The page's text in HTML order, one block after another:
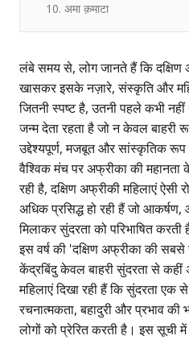
10. अमा क़माटा
लंबे समय से, लोग जानते हैं कि
खासकर इसके नज़ारे, संस्कृति और
जितनी स्पष्ट है, उतनी पहले कभी
जन्म देता रहता है जो न केवल बाहरी
उद्देश्यपूर्ण, मजबूत और सांस्कृतिक
वैश्विक मंच पर अफ्रीका की महानता
रही है, दक्षिण अफ्रीकी महिलाएं
अधिक प्रसिद्ध हो रही हैं जो
मिलाकर सुंदरता को परिभाषित करती
इस वर्ष की 'दक्षिण अफ्रीका की
केंद्रबिंदु केवल बाहरी सुंदरता से
महिलाएं दिखा रही हैं कि सुंदरता
रचनात्मकता, बहादुरी और प्रभाव की
लोगों को प्रेरित करती है। इस सूची